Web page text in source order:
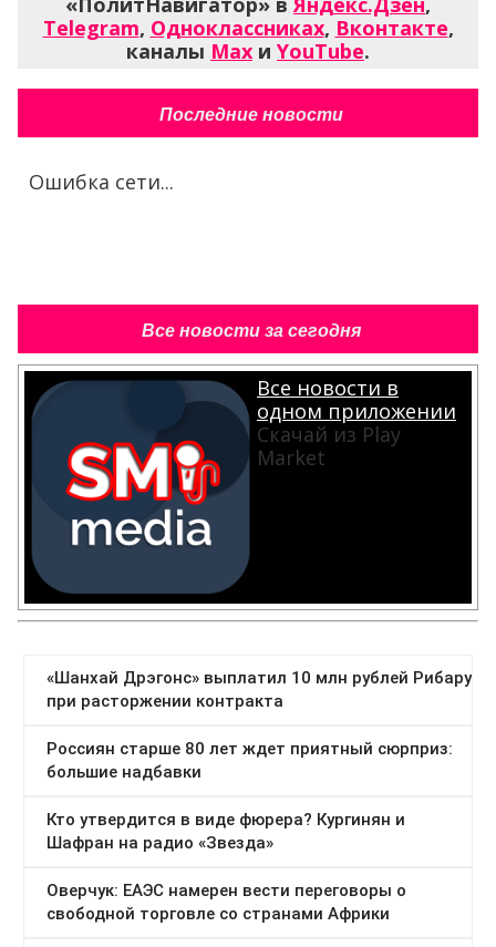
Telegram, Одноклассниках, Вконтакте,
каналы Max и YouTube.
Последние новости
Ошибка сети...
Все новости за сегодня
Все новости в
одном приложении
Скачай из Play
Market